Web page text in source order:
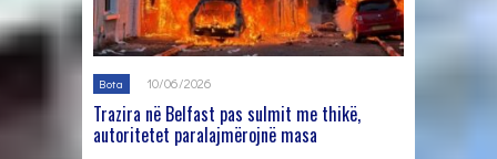
Bota 10/06/2026
Trazira në Belfast pas sulmit me thikë,
autoritetet paralajmërojnë masa